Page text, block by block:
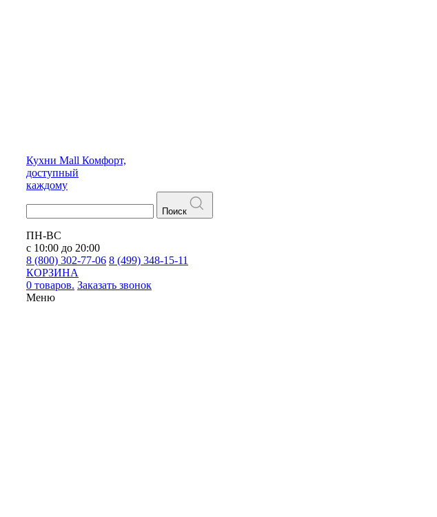
Кухни Mall Комфорт,
доступный
каждому
Поиск
ПН-ВС
с 10:00 до 20:00
8 (800) 302-77-06 8 (499) 348-15-11
КОРЗИНА
0 товаров. Заказать звонок
Меню